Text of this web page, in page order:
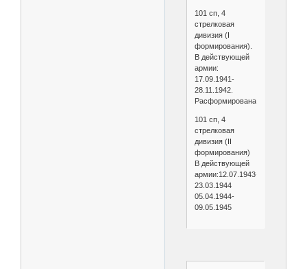
101 сп, 4
стрелковая
дивизия (I
формирования).
В действующей
армии:
17.09.1941-
28.11.1942.
Расформирована.
101 сп, 4
стрелковая
дивизия (II
формирования)
В действующей
армии:12.07.1943-
23.03.1944
05.04.1944-
09.05.1945